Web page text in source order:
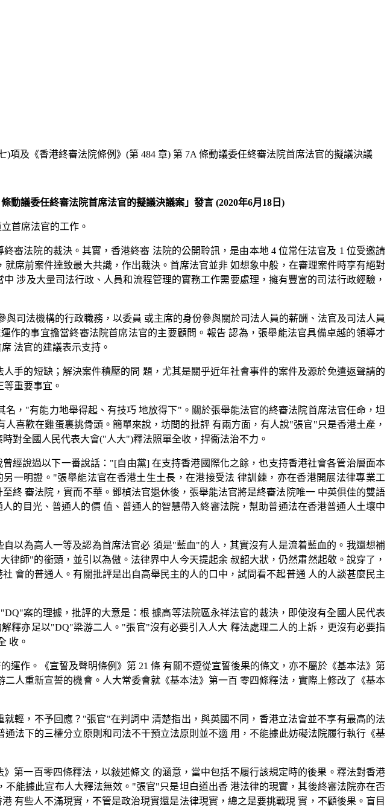
項及《香港終審法院條例》(第 484 章) 第 7A 條動議委任終審法院首席法官的擬議決議
動議委任終審法院首席法官的擬議決議案」發言 (2020年6月18日)
首席法官的工作。
審法院的裁決。其實，香港終審 法院的公開聆訊，是由本地 4 位常任法官及 1 位受邀請
席前案件達致最大共識，作出裁決。首席法官並非 如想象中般，在審理案件時享有絕對
涉及大量司法行政、人員和流程管理的實務工作需要處理，擁有豐富的司法行政經驗，
司法機構的行政職務，以委員 或主席的身份參與關於司法人員的薪酬、法官及司法人員
的事宜擔當終審法院首席法官的主要顧問。報告 認為，張舉能法官具備卓越的領導才
法官的建議表示支持。
手的短缺；解決案件積壓的問 題，尤其是關乎近年社會事件的案件及源於免遣返聲請的
重要事宜。
，"有能力地舉得起、有技巧 地放得下"。關於張舉能法官的終審法院首席法官任命，坦
喜歡在雞蛋裏挑骨頭。簡單來說，坊間的批評 有兩方面，有人說"張官"只是香港土產，
對全國人民代表大會("人大")釋法照單全收，捍衞法治不力。
經說過以下一番說話："[自由黨] 在支持香港國際化之餘，也支持香港社會各管治層面本
一明證。"張舉能法官在香港土生土長，在港接受法 律訓練，亦在香港開展法律專業工
終 審法院，實而不華。鄧楨法官退休後，張舉能法官將是終審法院唯一 中英俱佳的雙語
的目光、普通人的價 值、普通人的智慧帶入終審法院，幫助普通法在香港普通人土壤中
以為高人一等及認為首席法官必 須是"藍血"的人，其實沒有人是流着藍血的。我還想補
師"的銜頭，並引以為傲。法律界中人今天提起余 叔韶大狀，仍然肅然起敬。說穿了，
會的普通人。有關批評是出自高舉民主的人的口中，試問看不起普通 人的人談甚麼民主
案的理據，批評的大意是：根 據高等法院區永祥法官的裁決，即使沒有全國人民代表
釋亦足以"DQ"梁游二人。"張官"沒有必要引入人大 釋法處理二人的上訴，更沒有必要指
收。
作。《宣誓及聲明條例》第 21 條 有關不遵從宣誓後果的條文，亦不屬於《基本法》第
人重新宣誓的機會。人大常委會就《基本法》第一百 零四條釋法，實際上修改了《基本
輕，不予回應？"張官"在判詞中 清楚指出，與英國不同，香港立法會並不享有最高的法
法下的三權分立原則和司法不干預立法原則並不適 用，不能據此妨礙法院履行執行《基
第一百零四條釋法，以敍述條文 的涵意，當中包括不履行該規定時的後果。釋法對香港
能據此宣布人大釋法無效。"張官"只是坦白道出香 港法律的現實，其後終審法院亦在否
有些人不滿現實，不管是政治現實還是法律現實，總之是要挑戰現 實，不顧後果。盲目